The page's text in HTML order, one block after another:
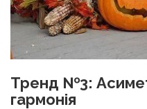
Тренд №3:
гармонія